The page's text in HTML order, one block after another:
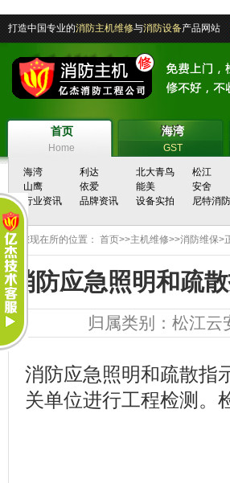
打造中国专业的消防主机维修与消防设备产品网站
首页 海湾
首页
Home
海湾
GST
海湾 利达 北大青鸟 松江
山鹰
依爱 能美 安舍
行业资讯
品牌资讯 设备实拍 尼特消
您现在所的位置： 首页>>主机维修>>消防维保>
消防应急照明和疏
归属类别： 松江云
消防应急照明和疏散指
关单位进行工程检测。